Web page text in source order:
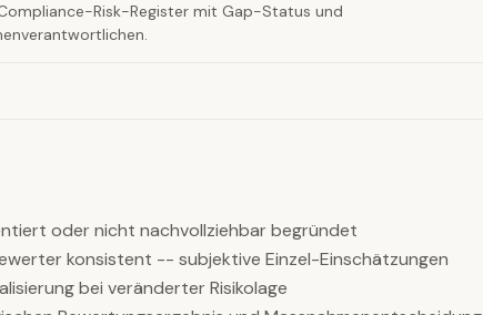
Risk-Register mit Gap-Status und
oder nicht nachvollziehbar begründet
konsistent -- subjektive Einzel-Einschätzungen
bei veränderter Risikolage